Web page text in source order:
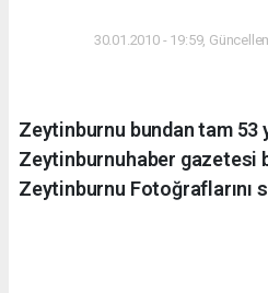
30.01.2010 - 19:59,
Zeytinburnu bundan tam 53
Zeytinburnuhaber gazetesi
Zeytinburnu Fotoğraflarını